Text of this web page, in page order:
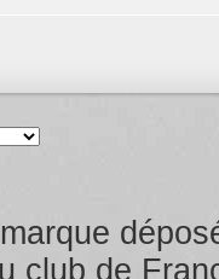
club de